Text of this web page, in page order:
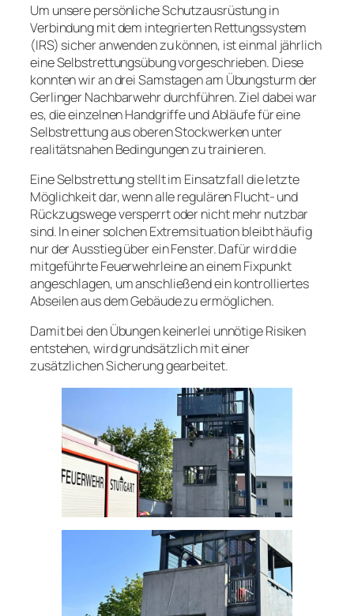
Um unsere persönliche Schutzausrüstung in
Verbindung mit dem integrierten Rettungssystem
(IRS) sicher anwenden zu können, ist einmal jährlich
eine Selbstrettungsübung vorgeschrieben. Diese
konnten wir an drei Samstagen am Übungsturm der
Gerlinger Nachbarwehr durchführen. Ziel dabei war
es, die einzelnen Handgriffe und Abläufe für eine
Selbstrettung aus oberen Stockwerken unter
realitätsnahen Bedingungen zu trainieren.
Eine Selbstrettung stellt im Einsatzfall die letzte
Möglichkeit dar, wenn alle regulären Flucht- und
Rückzugswege versperrt oder nicht mehr nutzbar
sind. In einer solchen Extremsituation bleibt häufig
nur der Ausstieg über ein Fenster. Dafür wird die
mitgeführte Feuerwehrleine an einem Fixpunkt
angeschlagen, um anschließend ein kontrolliertes
Abseilen aus dem Gebäude zu ermöglichen.
Damit bei den Übungen keinerlei unnötige Risiken
entstehen, wird grundsätzlich mit einer
zusätzlichen Sicherung gearbeitet.